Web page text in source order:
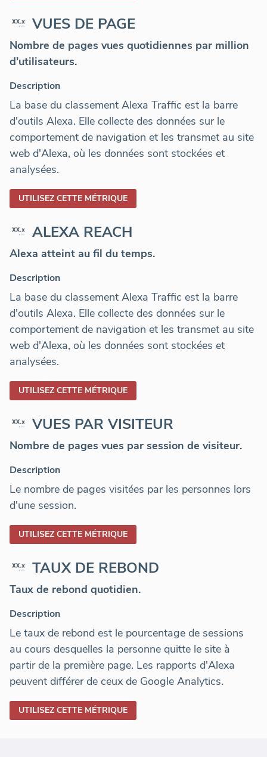
VUES DE PAGE
Nombre de pages vues quotidiennes par million
d'utilisateurs.
Description
La base du classement Alexa Traffic est la barre
d'outils Alexa. Elle collecte des données sur le
comportement de navigation et les transmet au site
web d'Alexa, où les données sont stockées et
analysées.
UTILISEZ CETTE MÉTRIQUE
ALEXA REACH
Alexa atteint au fil du temps.
Description
La base du classement Alexa Traffic est la barre
d'outils Alexa. Elle collecte des données sur le
comportement de navigation et les transmet au site
web d'Alexa, où les données sont stockées et
analysées.
UTILISEZ CETTE MÉTRIQUE
VUES PAR VISITEUR
Nombre de pages vues par session de visiteur.
Description
Le nombre de pages visitées par les personnes lors
d'une session.
UTILISEZ CETTE MÉTRIQUE
TAUX DE REBOND
Taux de rebond quotidien.
Description
Le taux de rebond est le pourcentage de sessions
au cours desquelles la personne quitte le site à
partir de la première page. Les rapports d'Alexa
peuvent différer de ceux de Google Analytics.
UTILISEZ CETTE MÉTRIQUE